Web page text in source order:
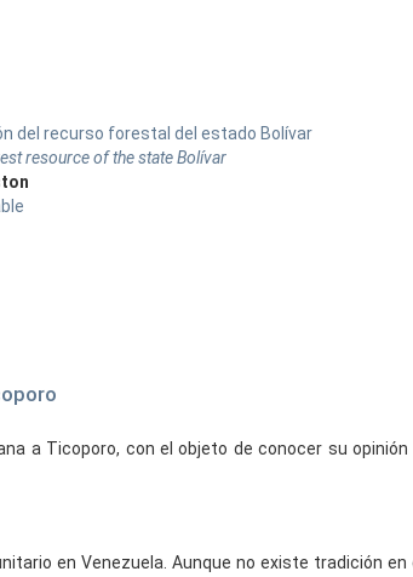
del recurso forestal del estado Bolívar
resource of the state Bolívar
a Ticoporo, con el objeto de conocer su opinión
en Venezuela. Aunque no existe tradición en